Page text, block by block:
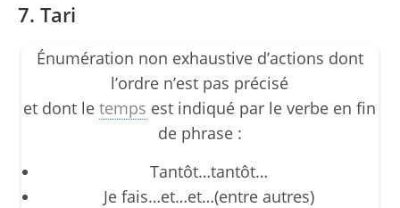
7. Tari
Énumération non exhaustive d’actions dont
l’ordre n’est pas précisé
et dont letemps est indiqué par le verbe en fin
de phrase :
Tantôt…tantôt…
Je fais…et…et…(entre autres)